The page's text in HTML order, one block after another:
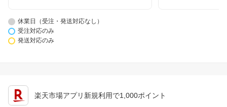
休業日（受注・発送対応なし）
受注対応のみ
発送対応のみ
楽天市場アプリ新規利用で1,000ポイント